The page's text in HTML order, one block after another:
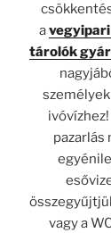
a
tárolók
pazarlás
vagy a